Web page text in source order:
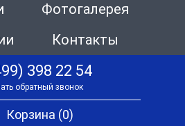
Фотогалерея
Контакты
398 22 54
обратный звонок
Корзина (0)